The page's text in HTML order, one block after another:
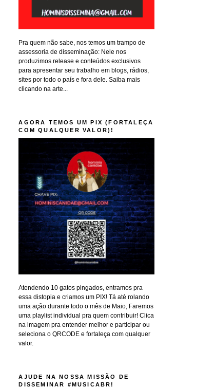
Pra quem não sabe, nos temos um trampo de
assessoria de disseminação: Nele nos
produzimos release e conteúdos exclusivos
para apresentar seu trabalho em blogs, rádios,
sites por todo o país e fora dele. Saiba mais
clicando na arte...
AGORA TEMOS UM PIX (FORTALEÇA
COM QUALQUER VALOR)!
Atendendo 10 gatos pingados, entramos pra
essa distopia e criamos um PIX! Tá até rolando
uma ação durante todo o mês de Maio, Faremos
uma playlist individual pra quem contribuir! Clica
na imagem pra entender melhor e participar ou
seleciona o QRCODE e fortaleça com qualquer
valor.
AJUDE NA NOSSA MISSÃO DE
DISSEMINAR #MUSICABR!